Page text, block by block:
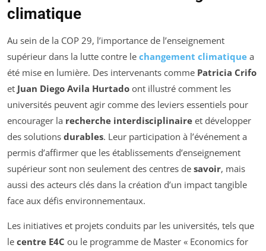
climatique
Au sein de la COP 29, l’importance de l’enseignement
supérieur dans la lutte contre le changement climatique a
été mise en lumière. Des intervenants comme Patricia Crifo
et Juan Diego Avila Hurtado ont illustré comment les
universités peuvent agir comme des leviers essentiels pour
encourager la recherche interdisciplinaire et développer
des solutions durables. Leur participation à l’événement a
permis d’affirmer que les établissements d’enseignement
supérieur sont non seulement des centres de savoir, mais
aussi des acteurs clés dans la création d’un impact tangible
face aux défis environnementaux.
Les initiatives et projets conduits par les universités, tels que
le centre E4C ou le programme de Master « Economics for